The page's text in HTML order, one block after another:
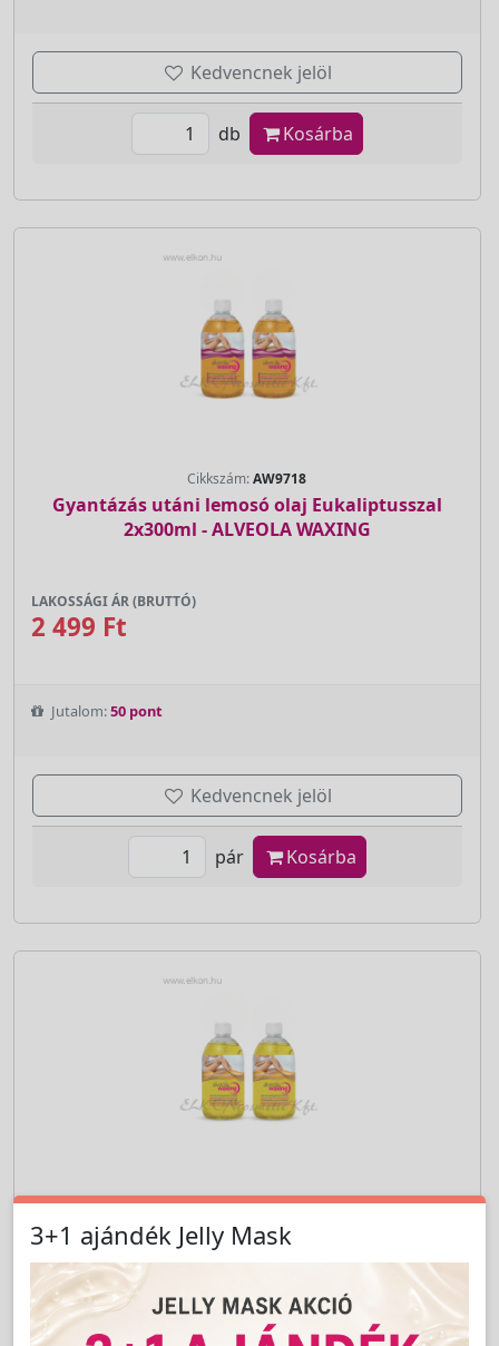
Kedvencnek jelöl
db Kosárba
Cikkszám:AW9718
Gyantázás utáni lemosó olaj Eukaliptusszal
2x300ml - ALVEOLA WAXING
LAKOSSÁGI ÁR (BRUTTÓ)
2 499 Ft
Jutalom:50 pont
Kedvencnek jelöl
pár Kosárba
Cikkszám:AW9717
Gyantázás utáni lemosó olaj Kamillával
2x300ml - ALVEOLA WAXING
LAKOSSÁGI ÁR (BRUTTÓ)
3+1 ajándék Jelly Mask